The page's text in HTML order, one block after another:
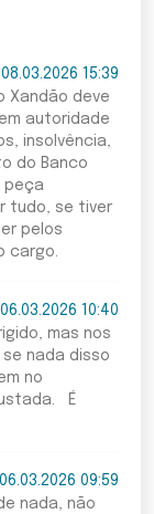
08.03.2026 15:39
Xandão deve
autoridade
insolvência,
do Banco
peça
tudo, se tiver
pelos
cargo.
06.03.2026 10:40
mas nos
nada disso
no
É
06.03.2026 09:59
nada, não